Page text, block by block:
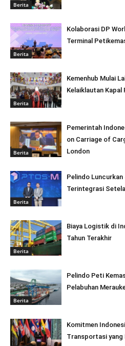
Berita
Berita
Kolaborasi DP
Terminal
Berita
Kemenhub Mulai
Kelaiklautan
Berita
Pemerintah
on Carriage of
London
Berita
Pelindo
Terintegrasi
Berita
Biaya Logistik di
Tahun Terakhir
Berita
Pelindo Peti
Pelabuhan
Komitmen
Transportasi yang